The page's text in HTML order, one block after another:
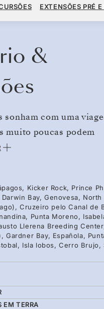
EXTENSÕES PRÉ E
&
sonham com uma
muito poucas podem
perto tudo o que esta
as praias de areia
aos seus magníficos
com 9000 espécies
algumas
uma vez que
pelo ser humano. E
túneis de lava e as
Kicker Rock, Prince
Bay, Genovesa, North
Cruzeiro pelo Canal de
Punta Moreno,
Llerena Breeding
Gardner Bay, Española,
Isla lobos, Cerro Brujo,
EM TERRA